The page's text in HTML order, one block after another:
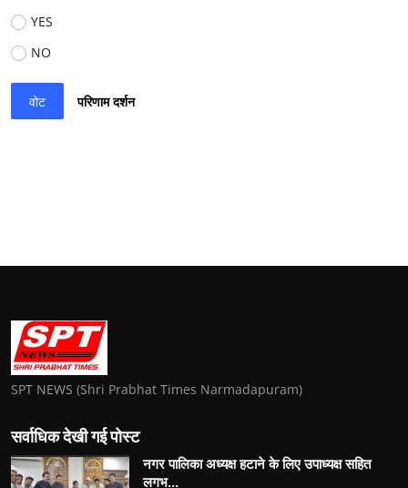
YES
NO
वोट परिणाम दर्शन
SPT NEWS (Shri Prabhat Times Narmadapuram)
सर्वाधिक देखी गई पोस्ट
नगर पालिका अध्यक्ष हटाने के लिए उपाध्यक्ष सहित
लगभ...